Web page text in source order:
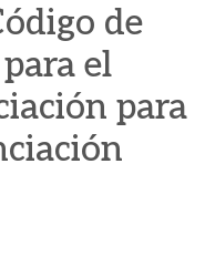
de
el
para